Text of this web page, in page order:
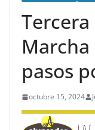
Marcha
pasos
octubre 15, 2024